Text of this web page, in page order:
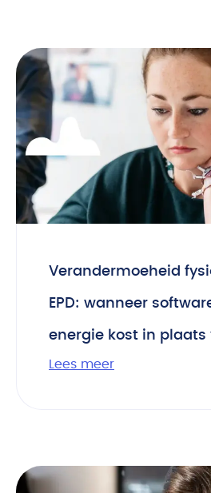
Verandermoeheid
EPD: wanneer
energie kost in plaats
Lees meer